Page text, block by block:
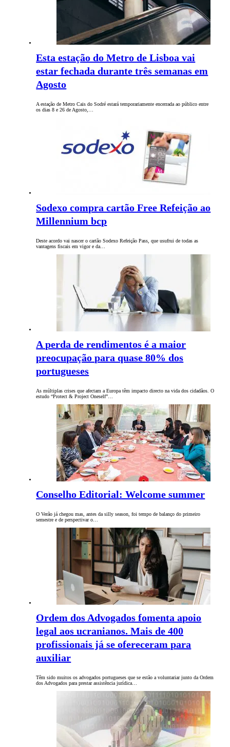
Esta estação do Metro de Lisboa vai
estar fechada durante três semanas em
Agosto
A estação de Metro Cais do Sodré estará temporariamente encerrada ao público entre
os dias 8 e 26 de Agosto,…
Sodexo compra cartão Free Refeição ao
Millennium bcp
Deste acordo vai nascer o cartão Sodexo Refeição Pass, que usufrui de todas as
vantagens fiscais em vigor e da…
A perda de rendimentos é a maior
preocupação para quase 80% dos
portugueses
As múltiplas crises que afectam a Europa têm impacto directo na vida dos cidadãos. O
estudo “Protect & Project Oneself”…
Conselho Editorial: Welcome summer
O Verão já chegou mas, antes da silly season, foi tempo de balanço do primeiro
semestre e de perspectivar o…
Ordem dos Advogados fomenta apoio
legal aos ucranianos. Mais de 400
profissionais já se ofereceram para
auxiliar
Têm sido muitos os advogados portugueses que se estão a voluntariar junto da Ordem
dos Advogados para prestar assistência jurídica…